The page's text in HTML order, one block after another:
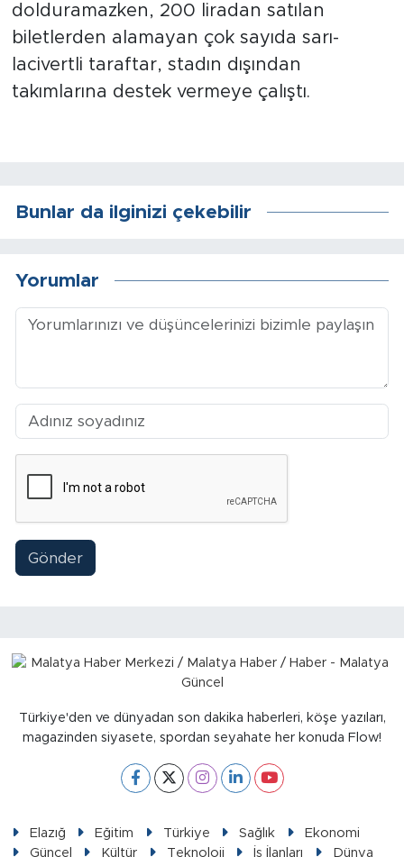
dolduramazken, 200 liradan satılan
biletlerden alamayan çok sayıda sarı-
lacivertli taraftar, stadın dışından
takımlarına destek vermeye çalıştı.
Bunlar da ilginizi çekebilir
Yorumlar
Gönder
Türkiye'den ve dünyadan son dakika haberleri, köşe yazıları,
magazinden siyasete, spordan seyahate her konuda Flow!
Elazığ Eğitim Türkiye Sağlık
Ekonomi
Güncel
Kültür Teknoloji İş İlanları Dünya